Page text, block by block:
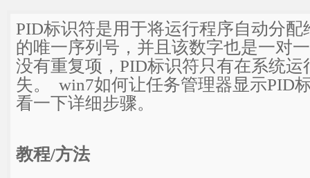
PID标识符是用于将运行程序自动分配
的唯一序列号，并且该数字也是一对
没有重复项，PID标识符只有在系统运
失。 win7如何让任务管理器显示PID
看一下详细步骤。
教程/方法